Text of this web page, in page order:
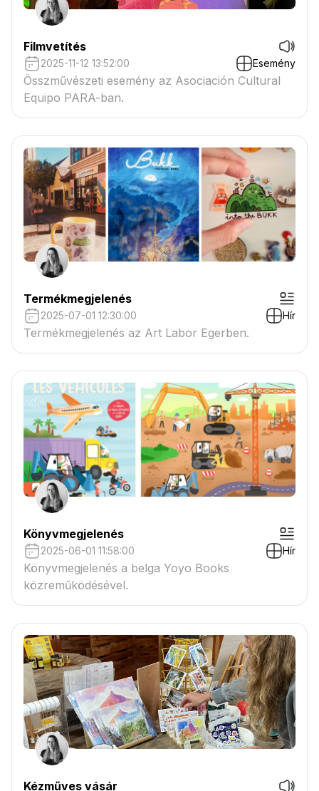
Filmvetítés
2025-11-12 13:52:00 Esemény
Összművészeti esemény az Asociación Cultural
Equipo PARA-ban.
Termékmegjelenés
2025-07-01 12:30:00 Hír
Termékmegjelenés az Art Labor Egerben.
Könyvmegjelenés
2025-06-01 11:58:00 Hír
Könyvmegjelenés a belga Yoyo Books
közreműködésével.
Kézműves vásár